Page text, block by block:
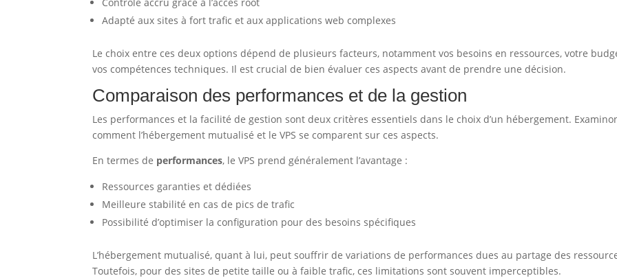
Adapté aux sites à fort trafic et aux applications web complexes
Le choix entre ces deux options dépend de plusieurs facteurs, notamment vos besoins en ressources, votre
vos compétences techniques. Il est crucial de bien évaluer ces aspects avant de prendre une décision.
Comparaison des performances et de la gestion
Les performances et la facilité de gestion sont deux critères essentiels dans le choix d’un hébergement.
comment l’hébergement mutualisé et le VPS se comparent sur ces aspects.
En termes de performances, le VPS prend généralement l’avantage :
Ressources garanties et dédiées
Meilleure stabilité en cas de pics de trafic
Possibilité d’optimiser la configuration pour des besoins spécifiques
L’hébergement mutualisé, quant à lui, peut souffrir de variations de performances dues au partage des
Toutefois, pour des sites de petite taille ou à faible trafic, ces limitations sont souvent imperceptibles.